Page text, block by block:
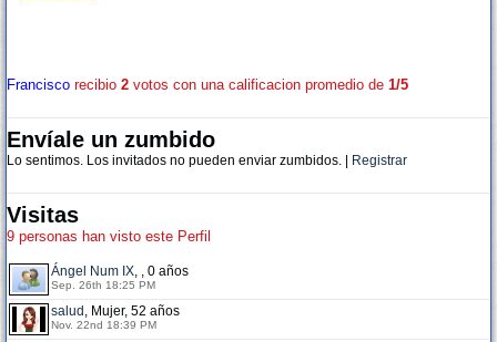
Francisco recibio 2 votos con una calificacion promedio de 1/5
Envíale un zumbido
Lo sentimos. Los invitados no pueden enviar zumbidos. | Registrar
Visitas
9 personas han visto este Perfil
Ángel Num IX, , 0 años
Sep. 26th 18:25 PM
salud , Mujer, 52 años
Nov. 22nd 18:39 PM